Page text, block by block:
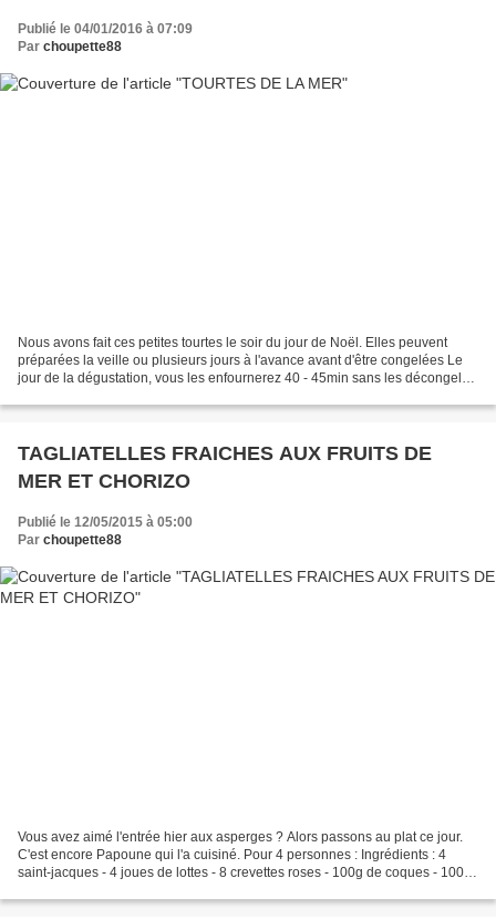
Publié le 04/01/2016 à 07:09
Par choupette88
Nous avons fait ces petites tourtes le soir du jour de Noël. Elles peuvent
préparées la veille ou plusieurs jours à l'avance avant d'être congelées Le
jour de la dégustation, vous les enfournerez 40 - 45min sans les décongeler.
TAGLIATELLES FRAICHES AUX FRUITS DE
MER ET CHORIZO
Publié le 12/05/2015 à 05:00
Par choupette88
Vous avez aimé l'entrée hier aux asperges ? Alors passons au plat ce jour.
C'est encore Papoune qui l'a cuisiné. Pour 4 personnes : Ingrédients : 4
saint-jacques - 4 joues de lottes - 8 crevettes roses - 100g de coques - 100g